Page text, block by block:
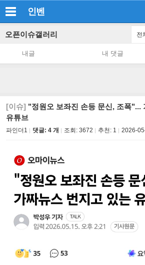
인벤
오픈이슈갤러리 전
내글 내 댓글
[이슈] "정원오 보좌진 손등 문신, 조폭"...
유튜브
파인더1 댓글: 4 개 조회: 3672 추천: 1 2026-